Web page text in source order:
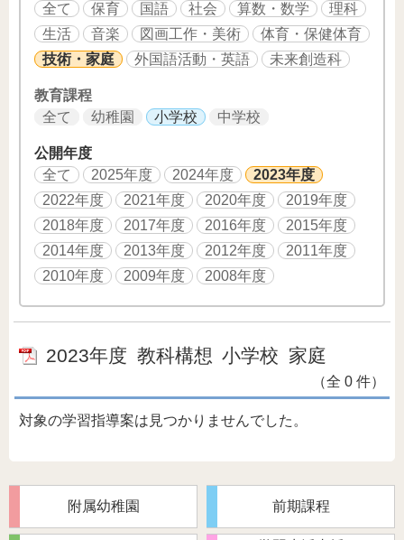
全て
保育 国語 社会 算数・数学
理科
生活
音楽 図画工作・美術
体育・保健体育
技術・家庭
外国語活動・英語 未来創造科
教育課程
全て
幼稚園 小学校 中学校
公開年度
全て
2025年度 2024年度
2023年度
2022年度
2021年度 2020年度
2019年度
2018年度
2017年度 2016年度
2015年度
2014年度
2013年度 2012年度
2011年度
2010年度
2009年度 2008年度
2023年度 教科構想 小学校 家庭
（全 0 件）
対象の学習指導案は見つかりませんでした。
附属幼稚園 前期課程